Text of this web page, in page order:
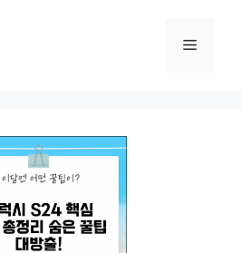
메